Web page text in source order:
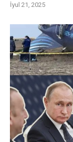
İyul 21, 2025